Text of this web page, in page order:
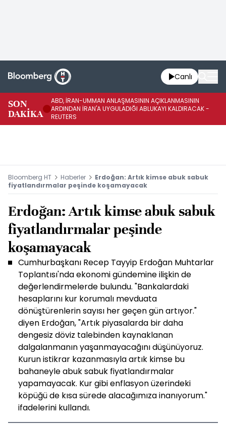
Canlı
SON
DAKİKA
ABD, İRAN-UMMAN ANLAŞMASININ AÇIKLANMASININ
ARDINDAN İRAN'A UYGULADIĞI ABLUKAYI KALDIRACAK -
REUTERS
Bloomberg HT Haberler
Erdoğan: Artık kimse abuk sabuk
fiyatlandırmalar peşinde koşamayacak
Erdoğan: Artık kimse abuk sabuk
fiyatlandırmalar peşinde
koşamayacak
Cumhurbaşkanı Recep Tayyip Erdoğan Muhtarlar
Toplantısı'nda ekonomi gündemine ilişkin de
değerlendirmelerde bulundu. "Bankalardaki
hesaplarını kur korumalı mevduata
dönüştürenlerin sayısı her geçen gün artıyor."
diyen Erdoğan, "Artık piyasalarda bir daha
dengesiz döviz talebinden kaynaklanan
dalgalanmanın yaşanmayacağını düşünüyoruz.
Kurun istikrar kazanmasıyla artık kimse bu
bahaneyle abuk sabuk fiyatlandırmalar
yapamayacak. Kur gibi enflasyon üzerindeki
köpüğü de kısa sürede alacağımıza inanıyorum."
ifadelerini kullandı.